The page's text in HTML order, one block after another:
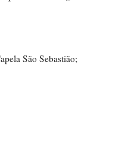
São Sebastião;